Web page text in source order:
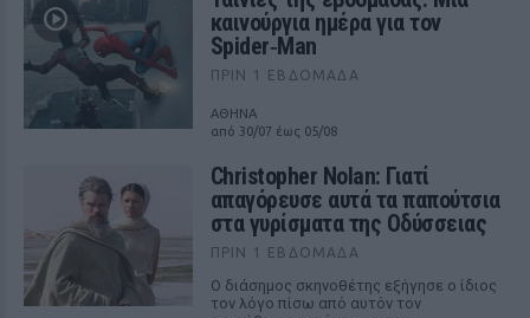
καινούργια ημέρα για τον
Spider‑Man
ΠΡΙΝ 1 ΕΒΔΟΜΆΔΑ
ΑΘΗΝΑ
από 30/07 έως 05/08
Christopher Nolan: Γιατί
απαγόρευσε αυτά τα παπούτσια
στα γυρίσματα της Οδύσσειας
ΠΡΙΝ 1 ΕΒΔΟΜΆΔΑ
Ο διάσημος σκηνοθέτης εξήγησε ο ίδιος
τον λόγο πίσω από αυτόν τον